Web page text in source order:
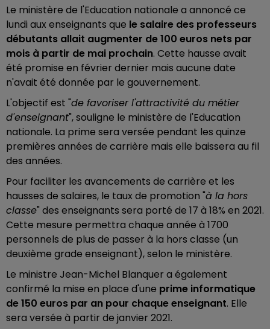
Le ministère de l'Education nationale a annoncé ce
lundi aux enseignants que le salaire des professeurs
débutants allait augmenter de 100 euros nets par
mois à partir de mai prochain. Cette hausse avait
été promise en février dernier mais aucune date
n'avait été donnée par le gouvernement.
L'objectif est "de favoriser l'attractivité du métier
d'enseignant", souligne le ministère de l'Education
nationale. La prime sera versée pendant les quinze
premières années de carrière mais elle baissera au fil
des années.
Pour faciliter les avancements de carrière et les
hausses de salaires, le taux de promotion "à la hors
classe" des enseignants sera porté de 17 à 18% en 2021.
Cette mesure permettra chaque année à 1700
personnels de plus de passer à la hors classe (un
deuxième grade enseignant), selon le ministère.
Le ministre Jean-Michel Blanquer a également
confirmé la mise en place d'une prime informatique
de 150 euros par an pour chaque enseignant. Elle
sera versée à partir de janvier 2021.